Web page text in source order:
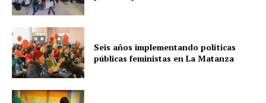
Seis años implementando políticas
públicas feministas en La Matanza